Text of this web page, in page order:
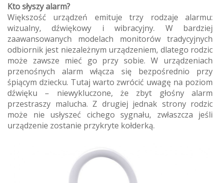
Kto słyszy alarm?
Większość urządzeń emituje trzy rodzaje alarmu:
wizualny, dźwiękowy i wibracyjny. W bardziej
zaawansowanych modelach monitorów tradycyjnych
odbiornik jest niezależnym urządzeniem, dlatego rodzic
może zawsze mieć go przy sobie. W urządzeniach
przenośnych alarm włącza się bezpośrednio przy
śpiącym dziecku. Tutaj warto zwrócić uwagę na poziom
dźwięku – niewykluczone, że zbyt głośny alarm
przestraszy malucha. Z drugiej jednak strony rodzic
może nie usłyszeć cichego sygnału, zwłaszcza jeśli
urządzenie zostanie przykryte kołderką.